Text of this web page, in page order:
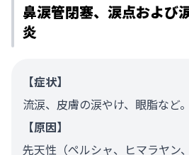
鼻涙管閉塞、涙点および
炎
【症状】
流涙、皮膚の涙やけ、眼脂など。
【原因】
先天性（ペルシャ、ヒマラヤン